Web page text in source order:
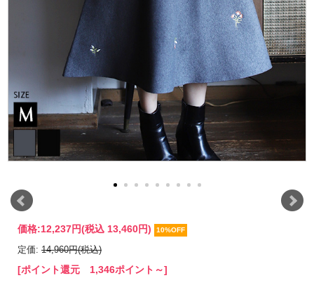
価格:12,237円(税込 13,460円) 10%OFF
定価: 14,960円(税込)
[ポイント還元 1,346ポイント～]